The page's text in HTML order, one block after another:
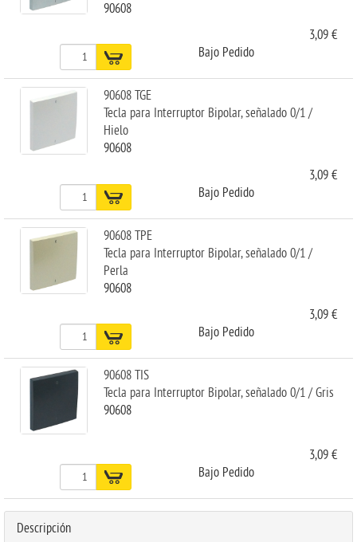
90608
3,09 €
Bajo Pedido
90608 TGE
Tecla para Interruptor Bipolar, señalado 0/1 /
Hielo
90608
3,09 €
Bajo Pedido
90608 TPE
Tecla para Interruptor Bipolar, señalado 0/1 /
Perla
90608
3,09 €
Bajo Pedido
90608 TIS
Tecla para Interruptor Bipolar, señalado 0/1 / Gris
90608
3,09 €
Bajo Pedido
Descripción